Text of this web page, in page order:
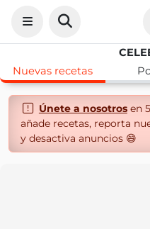
Nuevas recetas
Únete a nosotrosen
añade recetas, reporta
y desactiva anuncios 😄